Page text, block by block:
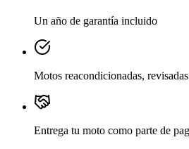
Un año de garantía incluido
Motos reacondicionadas,
Entrega tu moto como parte de